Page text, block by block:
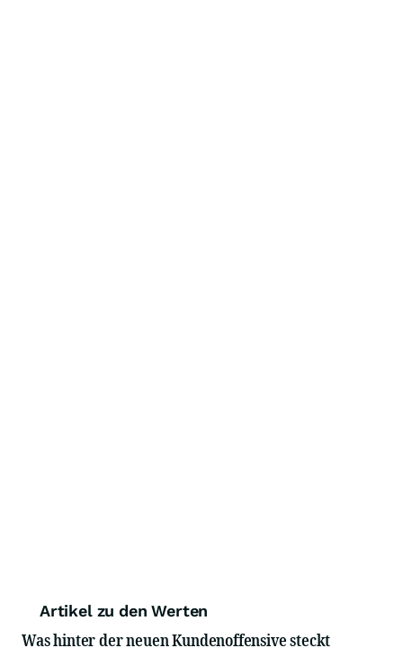
Artikel zu den Werten
Was hinter der neuen Kundenoffensive steckt